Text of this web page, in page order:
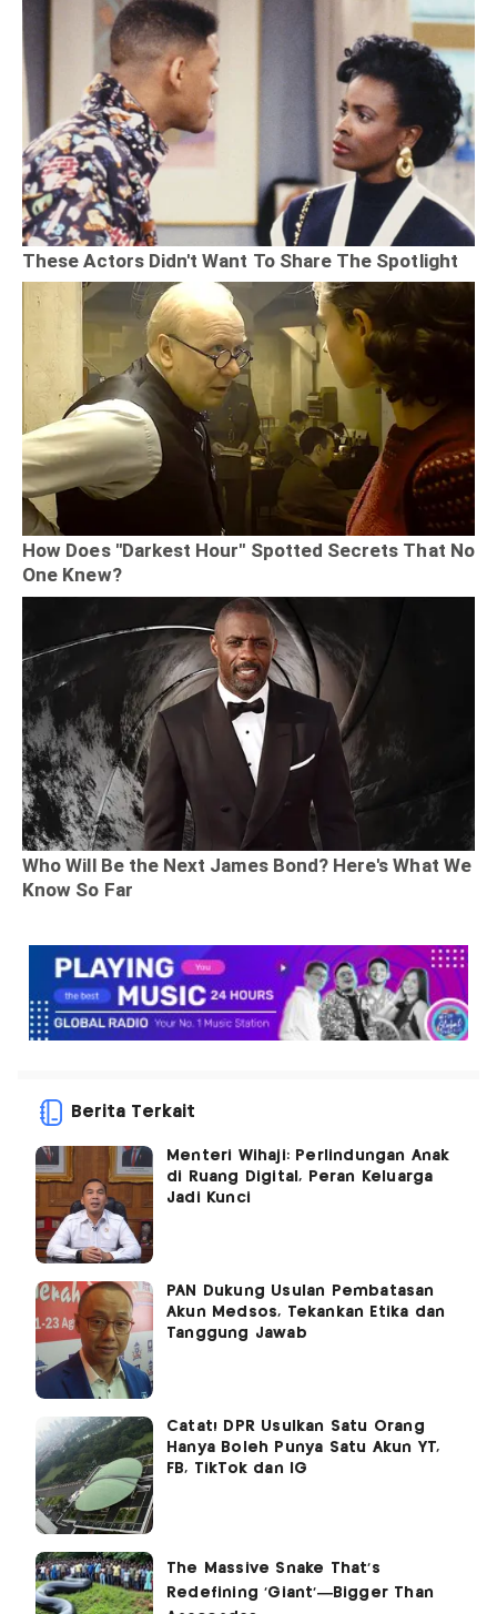
Berita Terkait
Menteri Wihaji: Perlindungan Anak
di Ruang Digital, Peran Keluarga
Jadi Kunci
PAN Dukung Usulan Pembatasan
Akun Medsos, Tekankan Etika dan
Tanggung Jawab
Catat! DPR Usulkan Satu Orang
Hanya Boleh Punya Satu Akun YT,
FB, TikTok dan IG